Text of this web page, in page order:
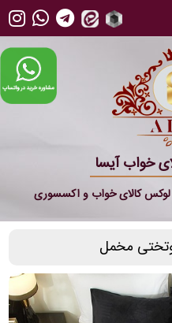
خواب آیسا
کالای خواب و اکسسوری
مخمل